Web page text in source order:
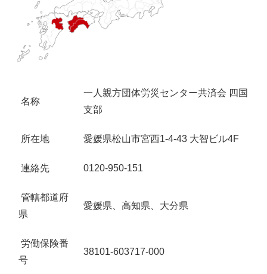
名称
一人親方団体労災センター共済会 四国
支部
所在地 愛媛県松山市宮西1-4-43 大智ビル4F
連絡先 0120-950-151
管轄都道府
県
愛媛県、高知県、大分県
労働保険番
号
38101-603717-000